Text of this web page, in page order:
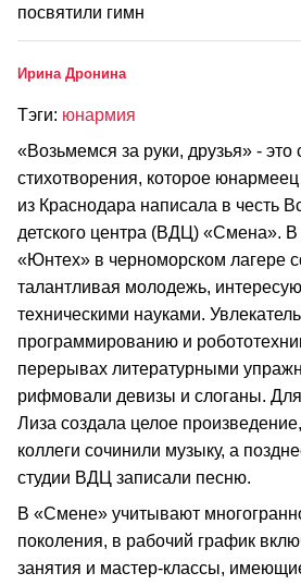
посвятили гимн
Ирина Дронина
Тэги: юнармия
«Возьмемся за руки, друзья» - это
стихотворения, которое
из Краснодара написала в честь
детского центра (ВДЦ) «Смена».
«Юнтех» в черноморском лагере
талантливая молодежь,
техническими науками.
программированию и
перерывах литературными
рифмовали девизы и слоганы.
Лиза создала целое
коллеги сочинили музыку, а
студии ВДЦ записали песню.
В «Смене» учитывают
поколения, в рабочий график
занятия и мастер-классы,